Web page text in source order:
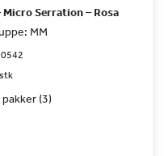
Serration – Rosa
MM
(3)